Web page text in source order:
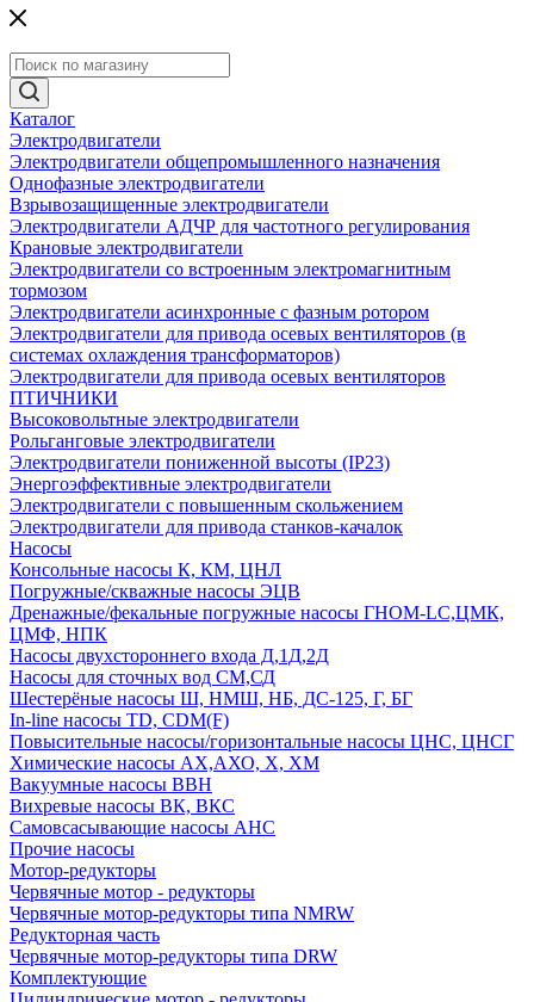
Каталог
Электродвигатели
Электродвигатели общепромышленного назначения
Однофазные электродвигатели
Взрывозащищенные электродвигатели
Электродвигатели АДЧР для частотного регулирования
Крановые электродвигатели
Электродвигатели со встроенным электромагнитным
тормозом
Электродвигатели асинхронные с фазным ротором
Электродвигатели для привода осевых вентиляторов (в
системах охлаждения трансформаторов)
Электродвигатели для привода осевых вентиляторов
ПТИЧНИКИ
Высоковольтные электродвигатели
Рольганговые электродвигатели
Электродвигатели пониженной высоты (IP23)
Энергоэффективные электродвигатели
Электродвигатели с повышенным скольжением
Электродвигатели для привода станков-качалок
Насосы
Консольные насосы К, КМ, ЦНЛ
Погружные/скважные насосы ЭЦВ
Дренажные/фекальные погружные насосы ГНОМ-LC,ЦМК,
ЦМФ, НПК
Насосы двухстороннего входа Д,1Д,2Д
Насосы для сточных вод СМ,СД
Шестерёные насосы Ш, НМШ, НБ, ДС-125, Г, БГ
In-line насосы TD, CDM(F)
Повысительные насосы/горизонтальные насосы ЦНС, ЦНСГ
Химические насосы АХ,АХО, Х, ХМ
Вакуумные насосы ВВН
Вихревые насосы ВК, ВКС
Самовсасывающие насосы АНС
Прочие насосы
Мотор-редукторы
Червячные мотор - редукторы
Червячные мотор-редукторы типа NMRW
Редукторная часть
Червячные мотор-редукторы типа DRW
Комплектующие